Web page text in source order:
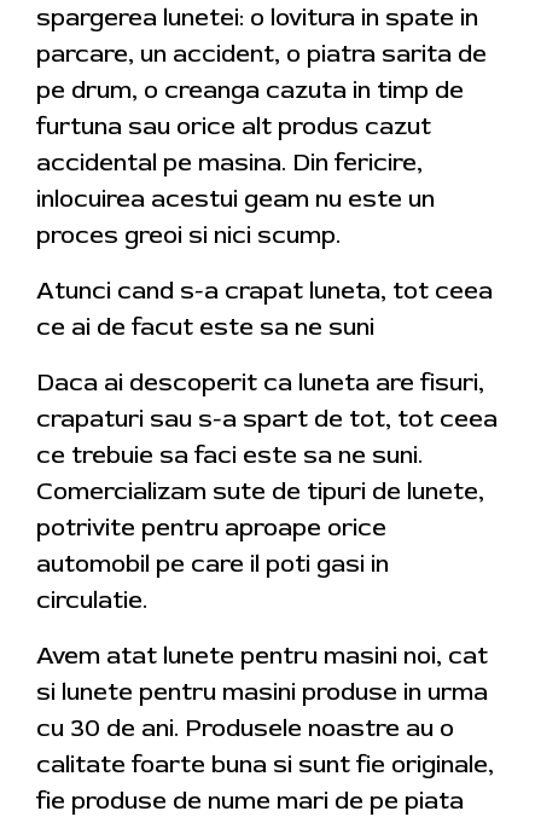
spargerea lunetei: o lovitura in spate in
parcare, un accident, o piatra sarita de
pe drum, o creanga cazuta in timp de
furtuna sau orice alt produs cazut
accidental pe masina. Din fericire,
inlocuirea acestui geam nu este un
proces greoi si nici scump.
Atunci cand s-a crapat luneta, tot ceea
ce ai de facut este sa ne suni
Daca ai descoperit ca luneta are fisuri,
crapaturi sau s-a spart de tot, tot ceea
ce trebuie sa faci este sa ne suni.
Comercializam sute de tipuri de lunete,
potrivite pentru aproape orice
automobil pe care il poti gasi in
circulatie.
Avem atat lunete pentru masini noi, cat
si lunete pentru masini produse in urma
cu 30 de ani. Produsele noastre au o
calitate foarte buna si sunt fie originale,
fie produse de nume mari de pe piata